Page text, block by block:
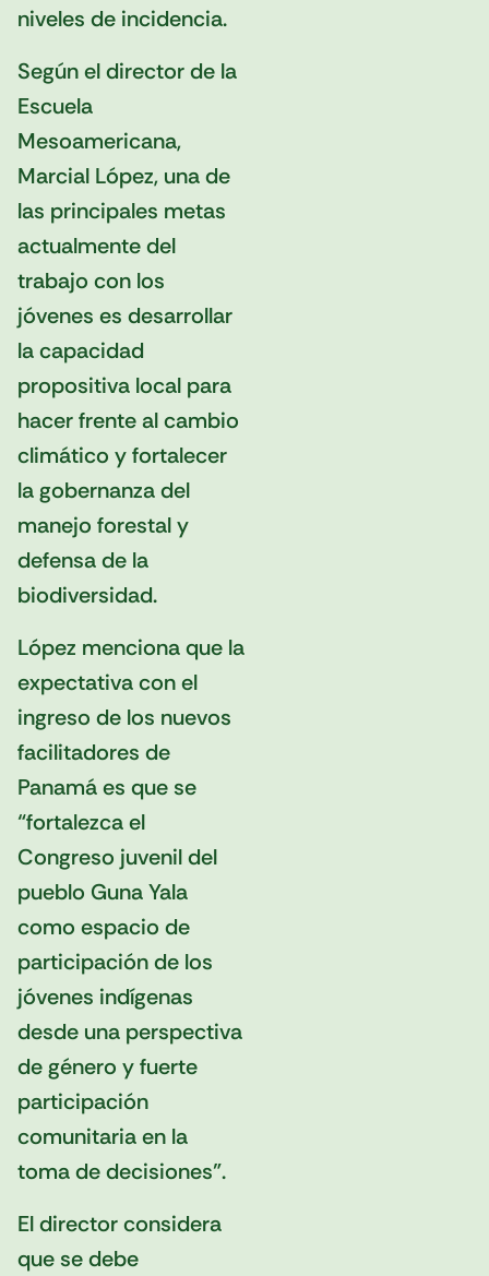
niveles de incidencia.
Según el director de la
Escuela
Mesoamericana,
Marcial López, una de
las principales metas
actualmente del
trabajo con los
jóvenes es desarrollar
la capacidad
propositiva local para
hacer frente al cambio
climático y fortalecer
la gobernanza del
manejo forestal y
defensa de la
biodiversidad.
López menciona que la
expectativa con el
ingreso de los nuevos
facilitadores de
Panamá es que se
“fortalezca el
Congreso juvenil del
pueblo Guna Yala
como espacio de
participación de los
jóvenes indígenas
desde una perspectiva
de género y fuerte
participación
comunitaria en la
toma de decisiones”.
El director considera
que se debe